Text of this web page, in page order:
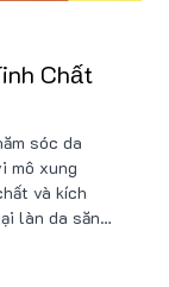
Chất
sóc da
mô xung
và kích
làn da săn
gọn, dễ sử
da